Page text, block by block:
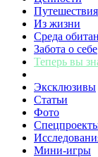
Путешествия
Из жизни
Среда
Забота о себе
Теперь вы
Эксклюзивы
Статьи
Фото
Мини-игры